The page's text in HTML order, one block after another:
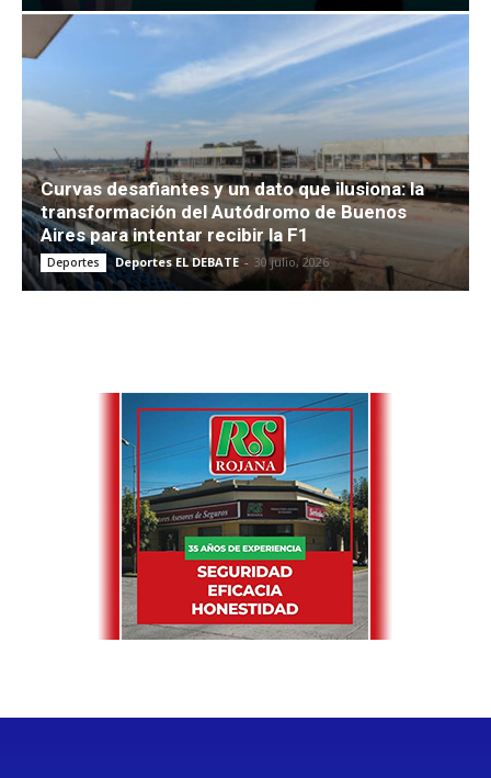
Curvas desafiantes y un dato que ilusiona: la
transformación del Autódromo de Buenos
Aires para intentar recibir la F1
Deportes Deportes EL DEBATE - 30 julio, 2026